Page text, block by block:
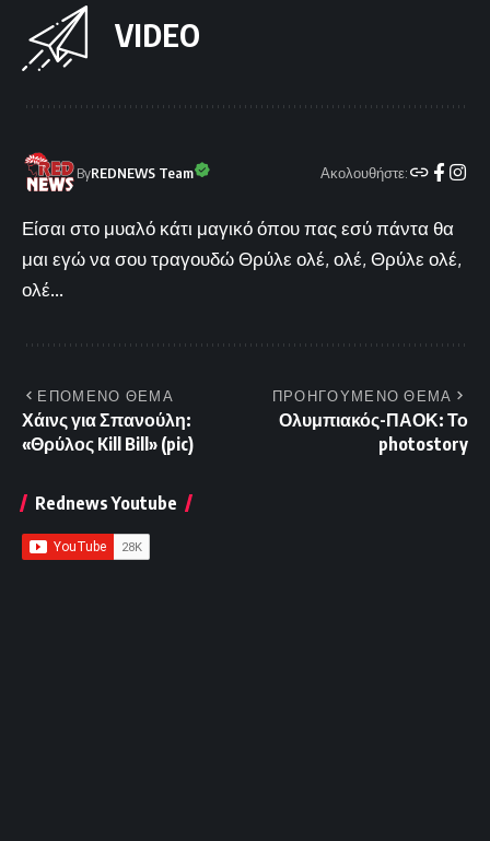
VIDEO
ByREDNEWS Team Ακολουθήστε:
Είσαι στο μυαλό κάτι μαγικό όπου πας εσύ πάντα θα
μαι εγώ να σου τραγουδώ Θρύλε ολέ, ολέ, Θρύλε ολέ,
ολέ...
ΕΠΟΜΕΝΟ ΘΕΜΑ
Χάινς για Σπανούλη:
«Θρύλος Kill Bill» (pic)
ΠΡΟΗΓΟΥΜΕΝΟ ΘΕΜΑ
Ολυμπιακός-ΠΑΟΚ: Το
photostory
Rednews Youtube